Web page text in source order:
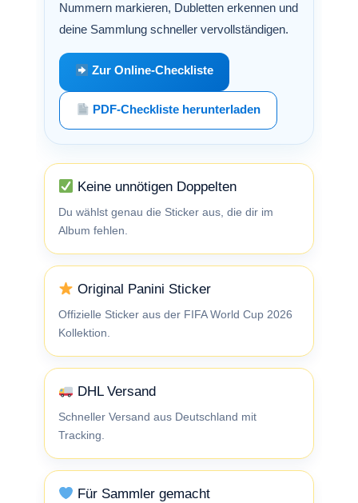
Nummern markieren, Dubletten erkennen und
deine Sammlung schneller vervollständigen.
Zur Online-Checkliste
PDF-Checkliste herunterladen
Keine unnötigen Doppelten
Du wählst genau die Sticker aus, die dir im
Album fehlen.
Original Panini Sticker
Offizielle Sticker aus der FIFA World Cup 2026
Kollektion.
DHL Versand
Schneller Versand aus Deutschland mit
Tracking.
Für Sammler gemacht